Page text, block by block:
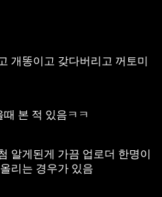
개똥이고 갖다버리고 꺼토미
본 적 있음ㅋㅋ
알게된게 가끔 업로더 한명이
리는 경우가 있음